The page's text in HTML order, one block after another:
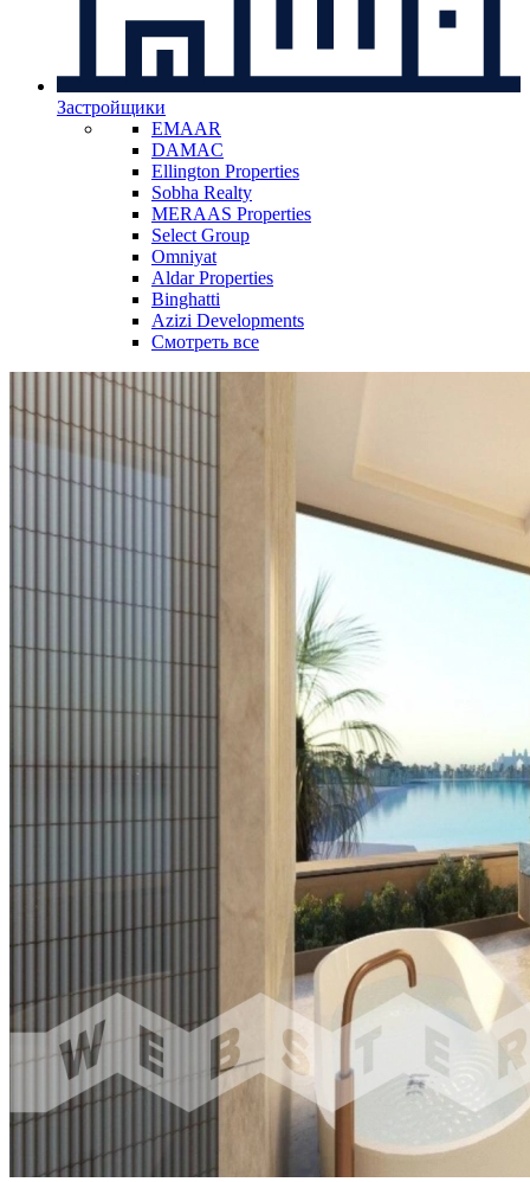
Застройщики
EMAAR
DAMAC
Ellington Properties
Sobha Realty
MERAAS Properties
Select Group
Omniyat
Aldar Properties
Binghatti
Azizi Developments
Смотреть все